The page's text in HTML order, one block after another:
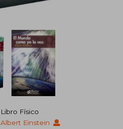
Libro Físico
Albert Einstein